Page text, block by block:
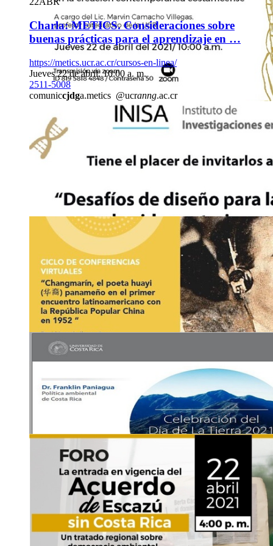
22ABR
Charla: Charla-Recital: El canto indígena como
Vía Zoom: ID 819 5818 4848 Contraseña: 50
Jueves 22 de abril, 10:00 a. m.
2511-7559
Charla: METICS. Consideraciones sobre
buenas prácticas para el aprendizaje en …
https://metics.ucr.ac.cr/cursos-en-linea/
Jueves 22 de abril, 10:00 a. m.
2511-5008
comuniccjdga.metics @ucranng.ac.cr
ABR
Charla: Desafíos de diseño para la reconexión
estudio …
https://www.facebook.com/INISA.UCR
Jueves 22 de abril, 1:30 p. m.
xutpramontero
ABR
Ciclo de conferencias: Changmarín, el poeta
primer encuentro …
Facebook live Instituto Confucio de la UCR
Jueves 22 de abril, 2:00 p. m.